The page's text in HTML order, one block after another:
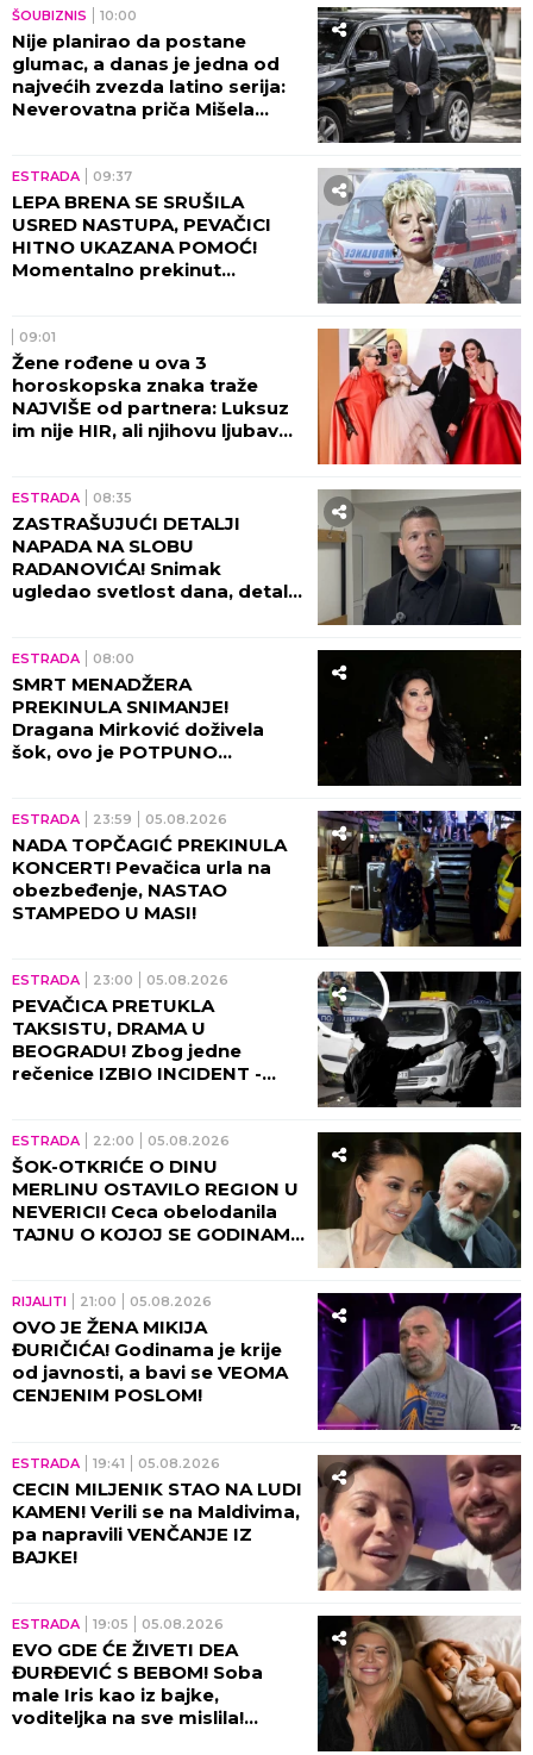
ŠOUBIZNIS 10:00
Nije planirao da postane
glumac, a danas je jedna od
najvećih zvezda latino serija:
Neverovatna priča Mišela
ESTRADA 09:37
LEPA BRENA SE SRUŠILA
USRED NASTUPA, PEVAČICI
HITNO UKAZANA POMOĆ!
Momentalno prekinut
09:01
Žene rođene u ova 3
horoskopska znaka traže
NAJVIŠE od partnera: Luksuz
im nije HIR, ali njihovu ljubav
ESTRADA 08:35
ZASTRAŠUJUĆI DETALJI
NAPADA NA SLOBU
RADANOVIĆA! Snimak
ugledao svetlost dana, detalji
ESTRADA 08:00
SMRT MENADŽERA
PREKINULA SNIMANJE!
Dragana Mirković doživela
šok, ovo je POTPUNO
ESTRADA 23:59 05.08.2026
NADA TOPČAGIĆ PREKINULA
KONCERT! Pevačica urla na
obezbeđenje, NASTAO
STAMPEDO U MASI!
ESTRADA 23:00 05.08.2026
PEVAČICA PRETUKLA
TAKSISTU, DRAMA U
BEOGRADU! Zbog jedne
rečenice IZBIO INCIDENT -
ESTRADA 22:00 05.08.2026
ŠOK-OTKRIĆE O DINU
MERLINU OSTAVILO REGION U
NEVERICI! Ceca obelodanila
TAJNU O KOJOJ SE GODINAMA
RIJALITI 21:00 05.08.2026
OVO JE ŽENA MIKIJA
ĐURIČIĆA! Godinama je krije
od javnosti, a bavi se VEOMA
CENJENIM POSLOM!
ESTRADA 19:41 05.08.2026
CECIN MILJENIK STAO NA LUDI
KAMEN! Verili se na Maldivima,
pa napravili VENČANJE IZ
BAJKE!
ESTRADA 19:05 05.08.2026
EVO GDE ĆE ŽIVETI DEA
ĐURĐEVIĆ S BEBOM! Soba
male Iris kao iz bajke,
voditeljka na sve mislila!